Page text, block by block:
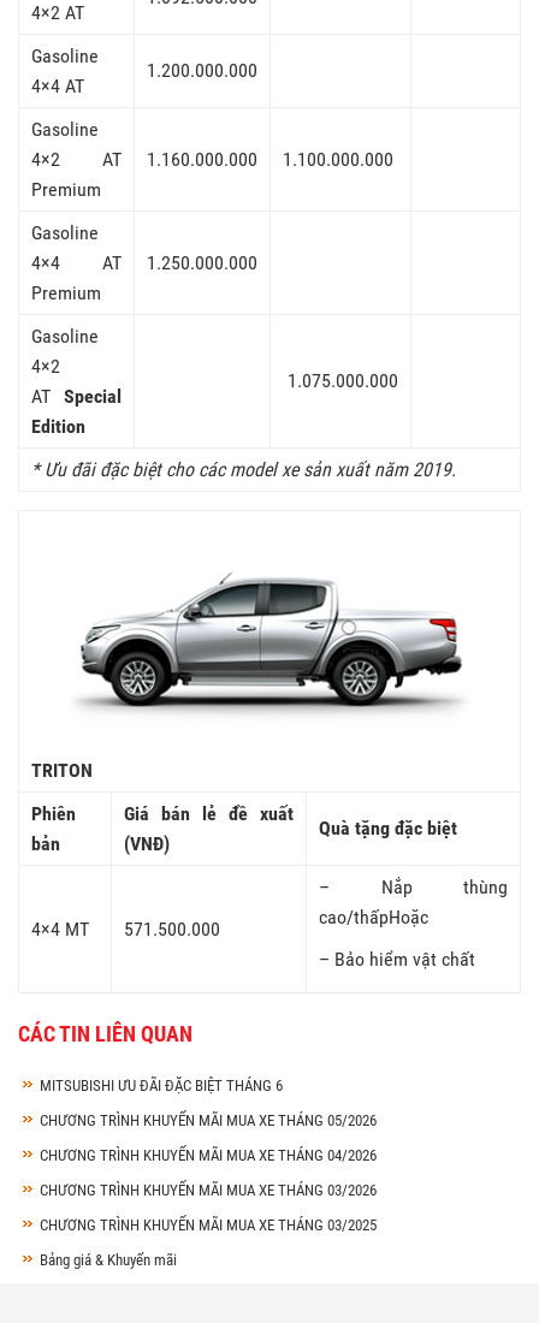
4×2 AT
Gasoline
4×4 AT
1.200.000.000
Gasoline
4×2 AT
Premium
1.160.000.000 1.100.000.000
Gasoline
4×4 AT
Premium
1.250.000.000
Gasoline
4×2
AT Special
Edition
1.075.000.000
* Ưu đãi đặc biệt cho các model xe sản xuất năm 2019.
TRITON
Phiên
bản
Giá bán lẻ đề xuất
(VNĐ)
Quà tặng đặc biệt
4×4 MT 571.500.000
– Nắp thùng
cao/thấpHoặc
– Bảo hiểm vật chất
CÁC TIN LIÊN QUAN
MITSUBISHI ƯU ĐÃI ĐẶC BIỆT THÁNG 6
CHƯƠNG TRÌNH KHUYẾN MÃI MUA XE THÁNG 05/2026
CHƯƠNG TRÌNH KHUYẾN MÃI MUA XE THÁNG 04/2026
CHƯƠNG TRÌNH KHUYẾN MÃI MUA XE THÁNG 03/2026
CHƯƠNG TRÌNH KHUYẾN MÃI MUA XE THÁNG 03/2025
Bảng giá & Khuyến mãi